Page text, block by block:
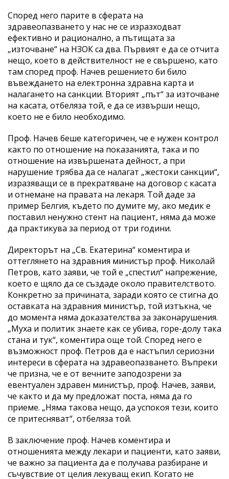
Според него парите в сферата на
здравеопазването у нас не се изразходват
ефективно и рационално, а пътищата за
„източване“ на НЗОК са два. Първият е да се отчита
нещо, което в действителност не е свършено, като
там според проф. Начев решението би било
въвеждането на електронна здравна карта и
налагането на санкции. Вторият „път“ за източване
на касата, отбеляза той, е да се извърши нещо,
което не е било необходимо.
Проф. Начев беше категоричен, че е нужен контрол
както по отношение на показанията, така и по
отношение на извършената дейност, а при
нарушение трябва да се налагат „жестоки санкции“,
изразяващи се в прекратяване на договор с касата
и отнемане на правата на лекаря. Той даде за
пример Белгия, където по думите му, ако медик е
поставил ненужно стент на пациент, няма да може
да практикува за период от три години.
Директорът на „Св. Екатерина“ коментира и
оттеглянето на здравния министър проф. Николай
Петров, като заяви, че той е „спестил“ напрежение,
което е щяло да се създаде около правителството.
Конкретно за причината, заради която се стигна до
оставката на здравния министър, той изтъкна, че
до момента няма доказателства за законарушения.
„Муха и политик знаете как се убива, горе-долу така
стана и тук“, коментира още той. Според него е
възможност проф. Петров да е настъпил сериозни
интереси в сферата на здравеопазването. Въпреки
че призна, че е от вечните заподозрени за
евентуален здравен министър, проф. Начев, заяви,
че както и да му предложат поста, няма да го
приеме. „Няма такова нещо, да успокоя тези, които
се притесняват“, отбеляза той.
В заключение проф. Начев коментира и
отношенията между лекари и пациенти, като заяви,
че важно за пациента да е получава разбиране и
съчувствие от целия лекуващ екип. Когато не